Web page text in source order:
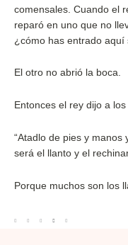
comensales. Cuando el
reparó en uno que no
¿cómo has entrado aquí
El otro no abrió la boca.
Entonces el rey dijo a
“Atadlo de pies y manos
será el llanto y el
Porque muchos son los